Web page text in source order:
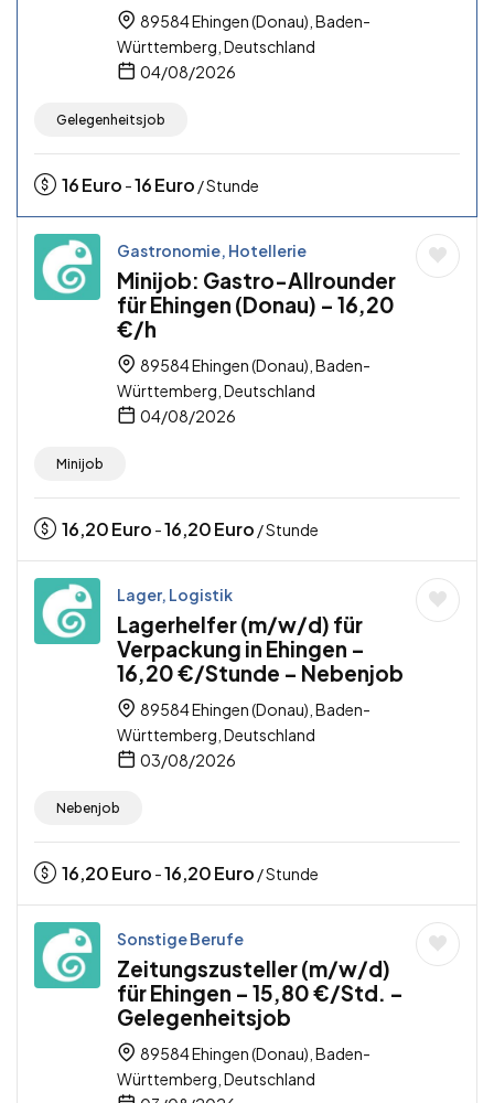
89584 Ehingen (Donau), Baden-
Württemberg, Deutschland
04/08/2026
Gelegenheitsjob
16Euro -16Euro / Stunde
Gastronomie, Hotellerie
Minijob: Gastro-Allrounder
für Ehingen (Donau) – 16,20
€/h
89584 Ehingen (Donau), Baden-
Württemberg, Deutschland
04/08/2026
Minijob
16,20Euro -16,20Euro / Stunde
Lager, Logistik
Lagerhelfer (m/w/d) für
Verpackung in Ehingen –
16,20 €/Stunde – Nebenjob
89584 Ehingen (Donau), Baden-
Württemberg, Deutschland
03/08/2026
Nebenjob
16,20Euro -16,20Euro / Stunde
Sonstige Berufe
Zeitungszusteller (m/w/d)
für Ehingen – 15,80 €/Std. –
Gelegenheitsjob
89584 Ehingen (Donau), Baden-
Württemberg, Deutschland